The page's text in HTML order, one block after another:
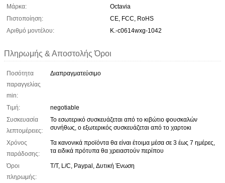
Μάρκα:
Octavia
Πιστοποίηση:
CE, FCC, RoHS
Αριθμό μοντέλου:
Κ.-c0614wxg-1042
Πληρωμής & Αποστολής Όροι
Ποσότητα
παραγγελίας
min:
Διαπραγματεύσιμο
Τιμή:
negotiable
Συσκευασία
λεπτομέρειες:
Το εσωτερικό συσκευάζεται από το κιβώτιο φουσκαλών
συνήθως, ο εξωτερικός συσκευάζεται από το χαρτοκι
Χρόνος
παράδοσης:
Τα κανονικά προϊόντα θα είναι έτοιμα μέσα σε 3 έως 7 ημέρες,
τα ειδικά πρότυπα θα χρειαστούν περίπου
Όροι
πληρωμής:
T/T, L/C, Paypal, Δυτική Ένωση